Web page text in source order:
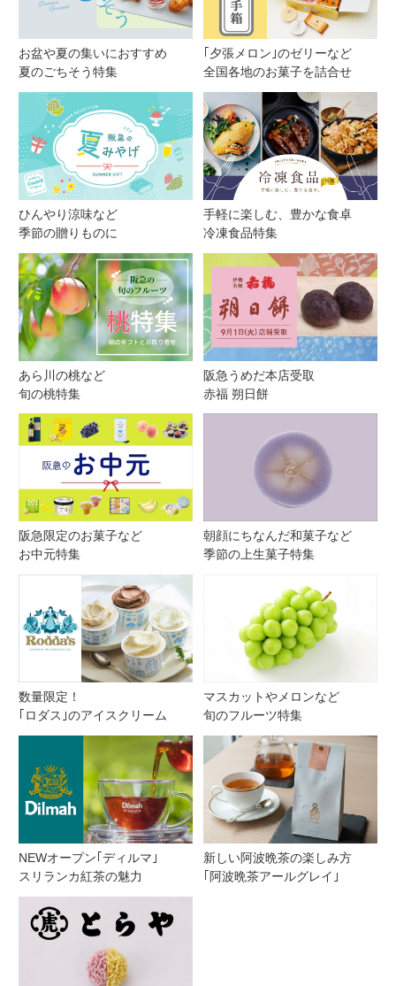
お盆や夏の集いにおすすめ
夏のごちそう特集
｢夕張メロン｣のゼリーなど
全国各地のお菓子を詰合せ
ひんやり涼味など
季節の贈りものに
手軽に楽しむ、豊かな食卓
冷凍食品特集
あら川の桃など
旬の桃特集
阪急うめだ本店受取
赤福 朔日餅
阪急限定のお菓子など
お中元特集
朝顔にちなんだ和菓子など
季節の上生菓子特集
数量限定！
｢ロダス｣のアイスクリーム
マスカットやメロンなど
旬のフルーツ特集
NEWオープン｢ディルマ｣
スリランカ紅茶の魅力
新しい阿波晩茶の楽しみ方
｢阿波晩茶アールグレイ｣